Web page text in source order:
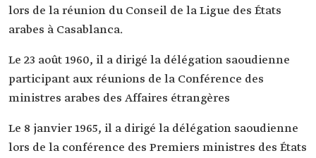
lors de la réunion du Conseil de la Ligue des États
arabes à Casablanca.
Le 23 août 1960, il a dirigé la délégation saoudienne
participant aux réunions de la Conférence des
ministres arabes des Affaires étrangères
Le 8 janvier 1965, il a dirigé la délégation saoudienne
lors de la conférence des Premiers ministres des États